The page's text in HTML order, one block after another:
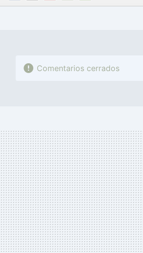
FACEBOOK
TWITTERFLIPBOARD
E-
WHATSAPP
Comentarios cerrados